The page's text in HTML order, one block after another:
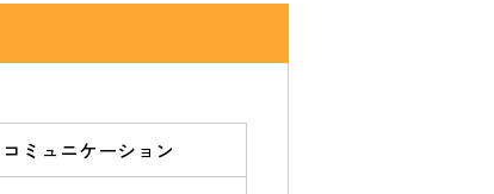
コミュニケーション